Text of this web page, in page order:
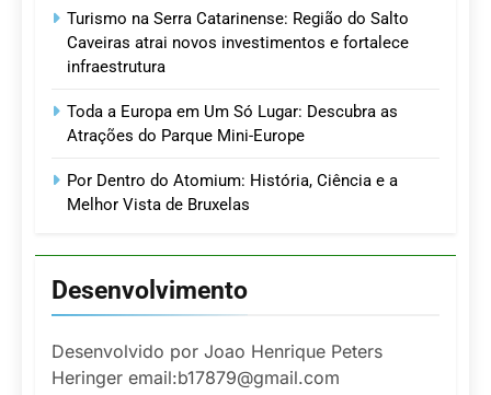
Turismo na Serra Catarinense: Região do Salto
Caveiras atrai novos investimentos e fortalece
infraestrutura
Toda a Europa em Um Só Lugar: Descubra as
Atrações do Parque Mini-Europe
Por Dentro do Atomium: História, Ciência e a
Melhor Vista de Bruxelas
Desenvolvimento
Desenvolvido por Joao Henrique Peters
Heringer email:b17879@gmail.com